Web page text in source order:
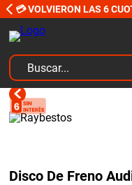
💳 VOLVIERON LAS 6
Buscar...
Disco De Freno
TÉRMINOS MÁS
1.
kits
3.
bujias ngk